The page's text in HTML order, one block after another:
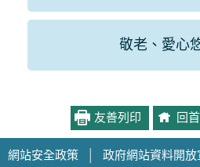
敬老、愛心
友善列印 回
網站安全政策
政府網站資料開放